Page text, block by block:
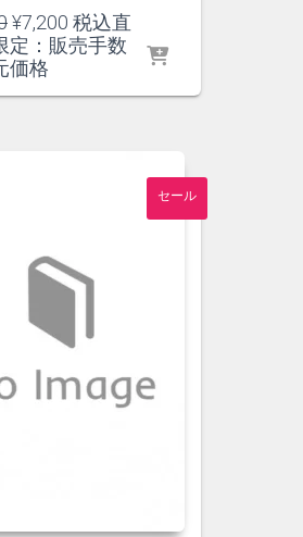
元
の
価
¥7,200 現
在
税込直
定：販売手数
価格
セール